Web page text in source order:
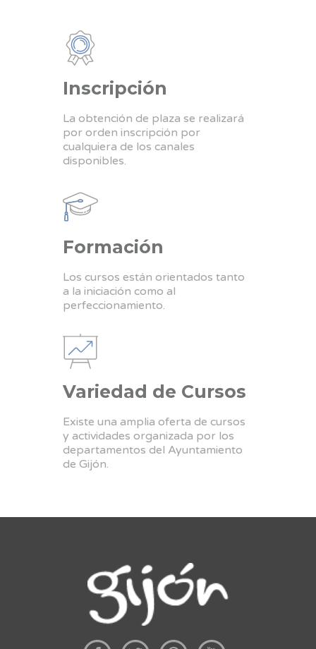
Inscripción
La obtención de plaza se realizará
por orden inscripción por
cualquiera de los canales
disponibles.
Formación
Los cursos están orientados tanto
a la iniciación como al
perfeccionamiento.
Variedad de Cursos
Existe una amplia oferta de cursos
y actividades organizada por los
departamentos del Ayuntamiento
de Gijón.